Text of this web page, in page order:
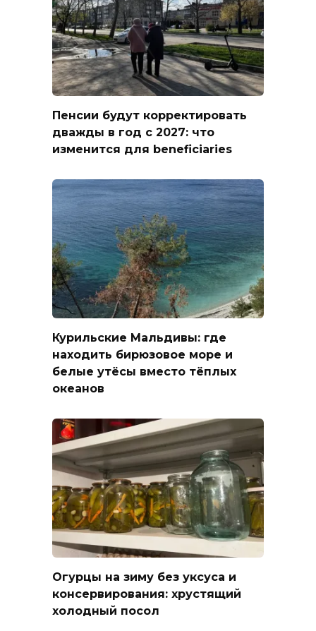
Пенсии будут корректировать
дважды в год с 2027: что
изменится для beneficiaries
Курильские Мальдивы: где
находить бирюзовое море и
белые утёсы вместо тёплых
океанов
Огурцы на зиму без уксуса и
консервирования: хрустящий
холодный посол